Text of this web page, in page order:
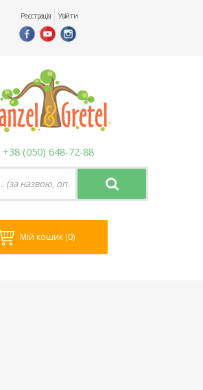
Реєстрація Увійти
+38 (050) 648-72-88
Мій кошик (0)